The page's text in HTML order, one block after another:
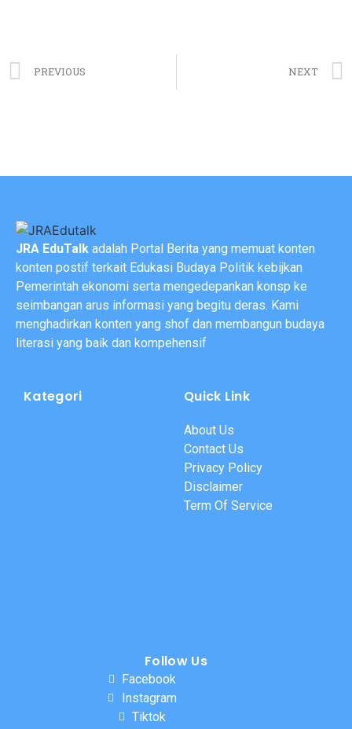
PREVIOUS NEXT
JRA EduTalk adalah Portal Berita yang memuat konten
konten postif terkait Edukasi Budaya Politik kebijkan
Pemerintah ekonomi serta mengedepankan konsp ke
seimbangan arus informasi yang begitu deras. Kami
menghadirkan konten yang shof dan membangun budaya
literasi yang baik dan kompehensif
Kategori Quick Link
About Us
Contact Us
Privacy Policy
Disclaimer
Term Of Service
Follow Us
Facebook
Instagram
Tiktok